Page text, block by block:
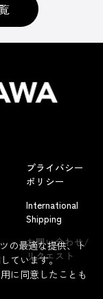
プライバシー
ポリシー
International
Shipping
お問い合わせ/
リクエスト
の最適な提供、ト
ています。
に同意したことも